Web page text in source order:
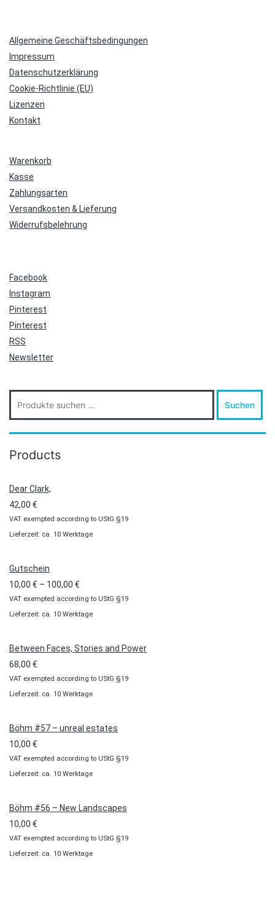
Allgemeine Geschäftsbedingungen
Impressum
Datenschutzerklärung
Cookie-Richtlinie (EU)
Lizenzen
Kontakt
Warenkorb
Kasse
Zahlungsarten
Versandkosten & Lieferung
Widerrufsbelehrung
Facebook
Instagram
Pinterest
Pinterest
RSS
Newsletter
Suche
nach:
Suchen
Products
Dear Clark,
42,00 €
VAT exempted according to UStG §19
Lieferzeit: ca. 10 Werktage
Gutschein
10,00 € – 100,00 €
10,00 €
bis
VAT exempted according to UStG §19
Lieferzeit: ca. 10 Werktage
Between Faces, Stories and Power
68,00 €
VAT exempted according to UStG §19
Lieferzeit: ca. 10 Werktage
Böhm #57 – unreal estates
10,00 €
VAT exempted according to UStG §19
Lieferzeit: ca. 10 Werktage
Böhm #56 – New Landscapes
10,00 €
VAT exempted according to UStG §19
Lieferzeit: ca. 10 Werktage